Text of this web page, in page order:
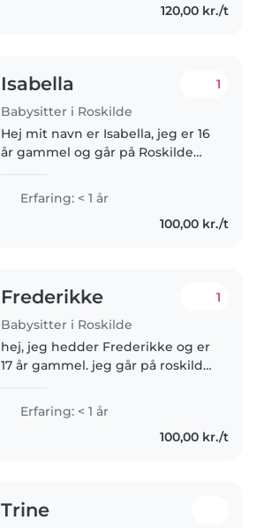
både privat med min lillebror og
120,00 kr./t
Isabella
Babysitter i Roskilde
1
Hej mit navn er Isabella, jeg er 16
år gammel og går på Roskilde
arbejde med børn og har også
tideligere erfaring med børn. jeg
har 2 yngre søskende på..
Erfaring: < 1 år
100,00 kr./t
Frederikke
Babysitter i Roskilde
1
hej, jeg hedder Frederikke og er
17 år gammel. jeg går på roskilde
2.g. jeg elsker at passe børn og
hjælpe til. jeg har lige fået
Erfaring: < 1 år
100,00 kr./t
Trine